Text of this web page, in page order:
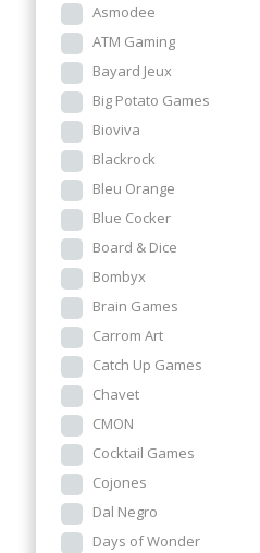
Asmodee
ATM Gaming
Bayard Jeux
Big Potato Games
Bioviva
Blackrock
Bleu Orange
Blue Cocker
Board & Dice
Bombyx
Brain Games
Carrom Art
Catch Up Games
Chavet
CMON
Cocktail Games
Cojones
Dal Negro
Days of Wonder